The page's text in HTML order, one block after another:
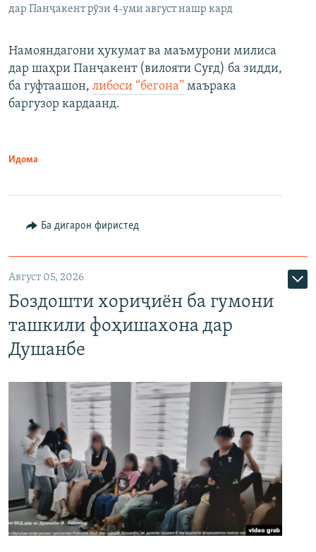
дар Панҷакент рӯзи 4-уми август нашр кард
Намояндагони ҳукумат ва маъмурони милиса
дар шаҳри Панҷакент (вилояти Суғд) ба зидди,
ба гуфтаашон, либоси “бегона” маърака
баргузор кардаанд.
Идома
Ба дигарон фиристед
Август 05, 2026
Боздошти хориҷиён ба гумони
ташкили фоҳишахона дар
Душанбе